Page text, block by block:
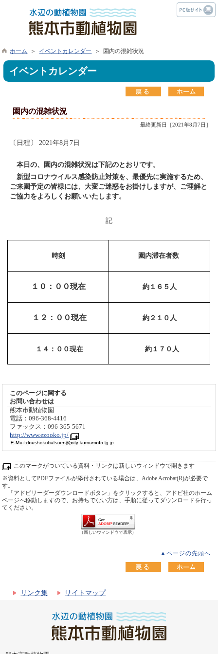
ホーム ＞ イベントカレンダー ＞ 園内の混雑状況
イベントカレンダー
園内の混雑状況
最終更新日［2021年8月7日］
〔日程〕 2021年8月7日
本日の、園内の混雑状況は下記のとおりです。
新型コロナウイルス感染防止対策を、最優先に実施するため、
ご来園予定の皆様には、大変ご迷惑をお掛けしますが、ご理解と
ご協力をよろしくお願いいたします。
記
時刻 園内滞在者数
１０：００現在 約１６５人
１２：００現在 約２１０人
１４：００現在 約１７０人
このページに関する
お問い合わせは
熊本市動植物園
電話：096-368-4416
ファックス：096-365-5671
http://www.ezooko.jp/
このマークがついている資料・リンクは新しいウィンドウで開きます
※資料としてPDFファイルが添付されている場合は、Adobe Acrobat(R)が必要で
す。
「アドビリーダーダウンロードボタン」をクリックすると、アドビ社のホーム
ページへ移動しますので、お持ちでない方は、手順に従ってダウンロードを行っ
てください。
（新しいウィンドウで表示）
▲ページの先頭へ
リンク集 サイトマップ